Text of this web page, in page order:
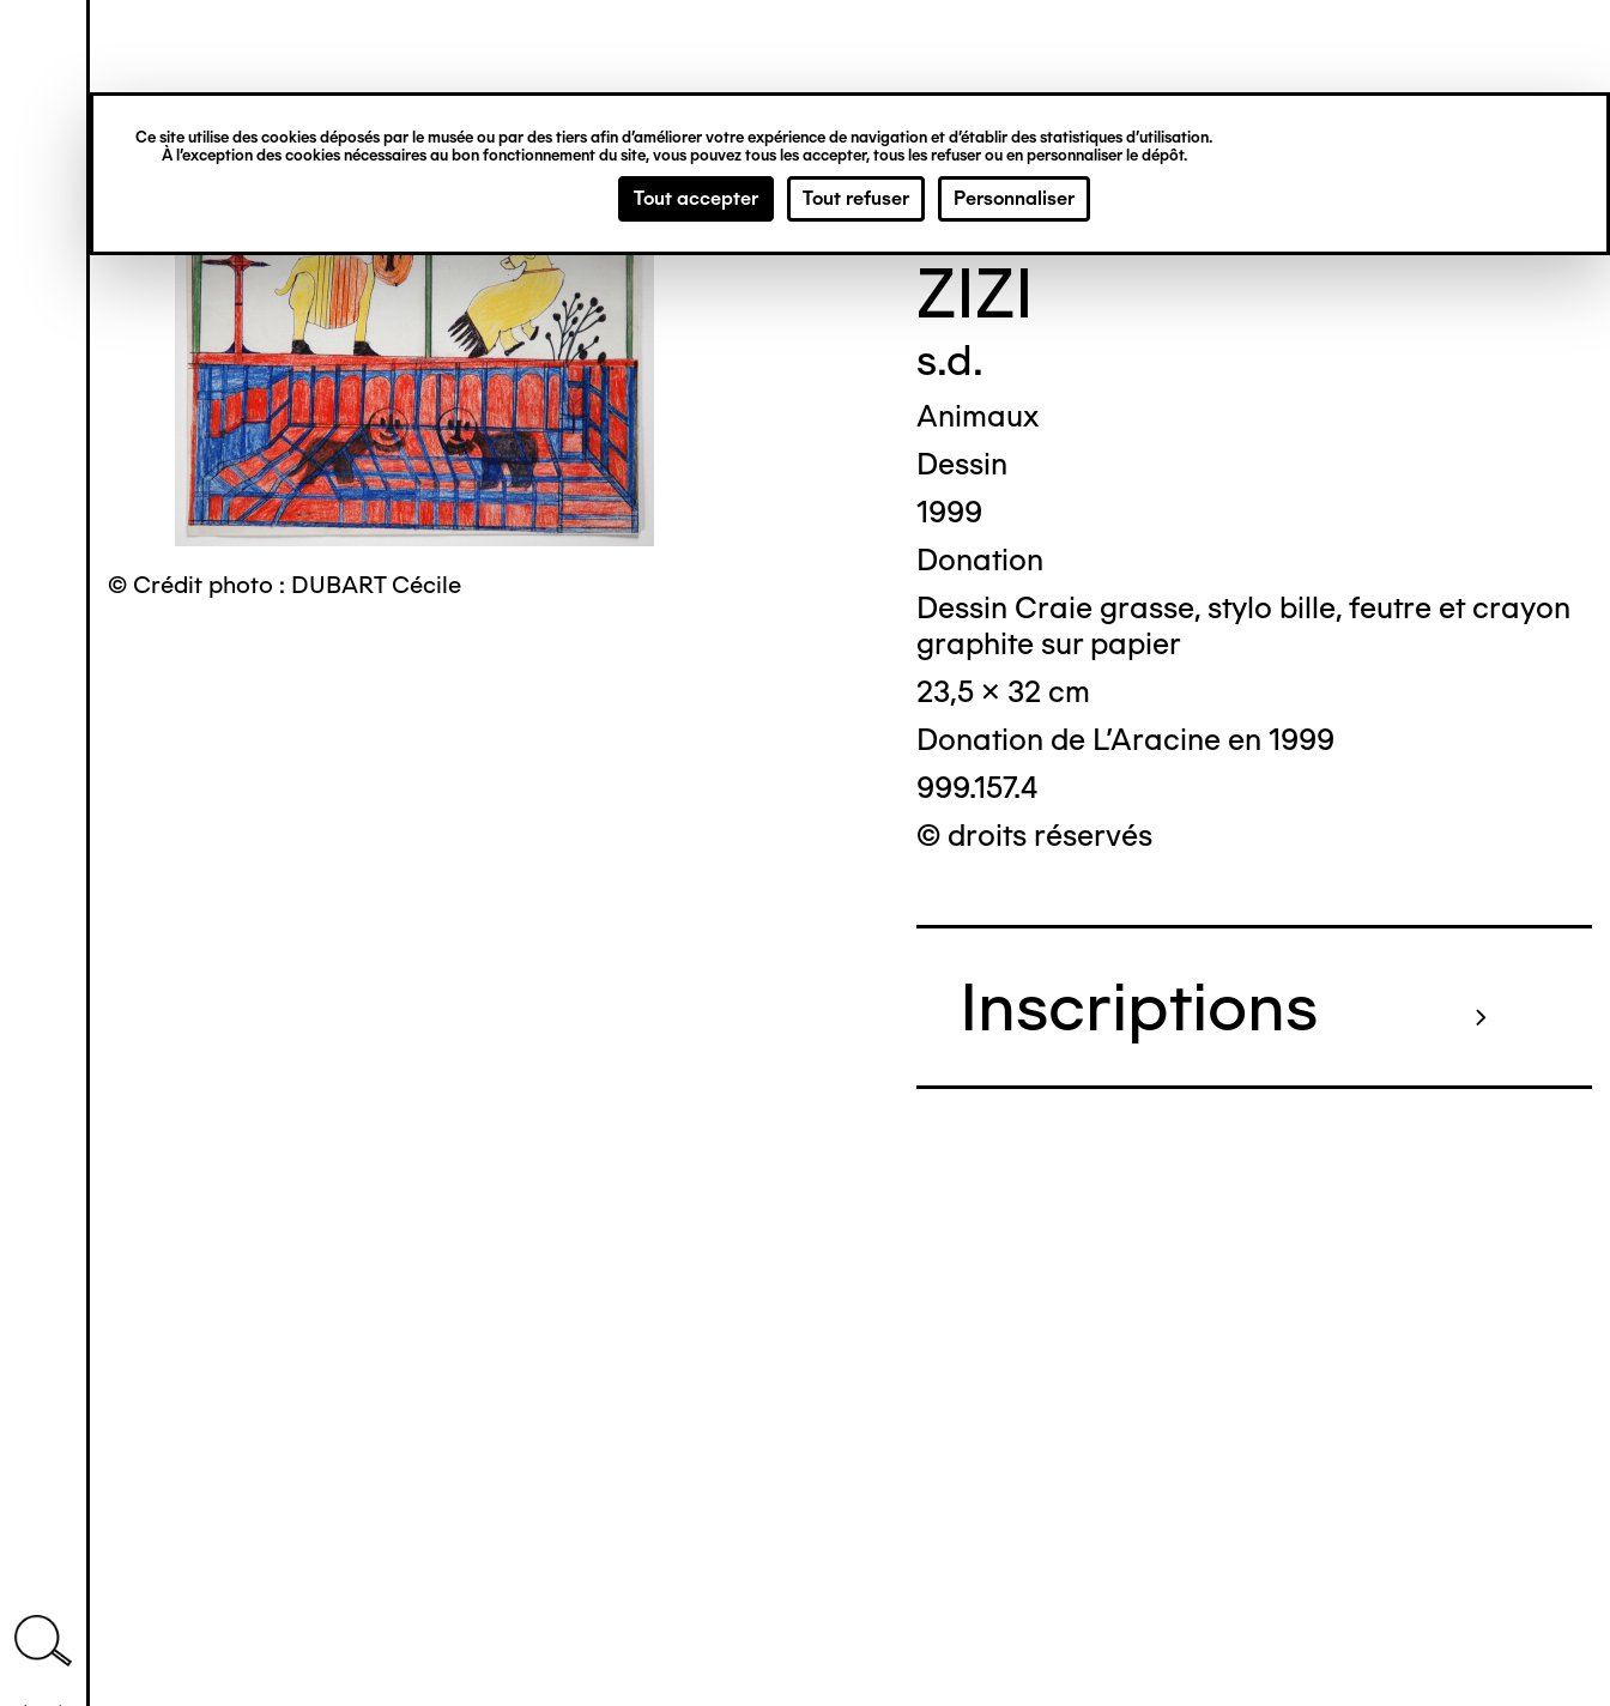
Ce site utilise des cookies déposés par le musée ou par des tiers afin d’améliorer votre expérience de navigation et d’établir des statistiques d’utilisation.
À l’exception des cookies nécessaires au bon fonctionnement du site, vous pouvez tous les accepter, tous les refuser ou en personnaliser le dépôt.
Tout accepter Tout refuser Personnaliser
principal
verticale
© Crédit photo : DUBART Cécile
Marcel DROUIN dit
ZIZI
s.d.
Animaux
Dessin
1999
Donation
Dessin Craie grasse, stylo bille, feutre et crayon
graphite sur papier
23,5 x 32 cm
Donation de L'Aracine en 1999
999.157.4
© droits réservés
Inscriptions